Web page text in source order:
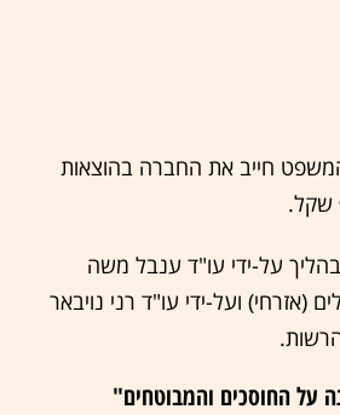
חייב את החברה בהוצאות
על-ידי עו"ד ענבל משה
(אזרחי) ועל-ידי עו"ד רני נויבאר
על החוסכים והמבוטחים"